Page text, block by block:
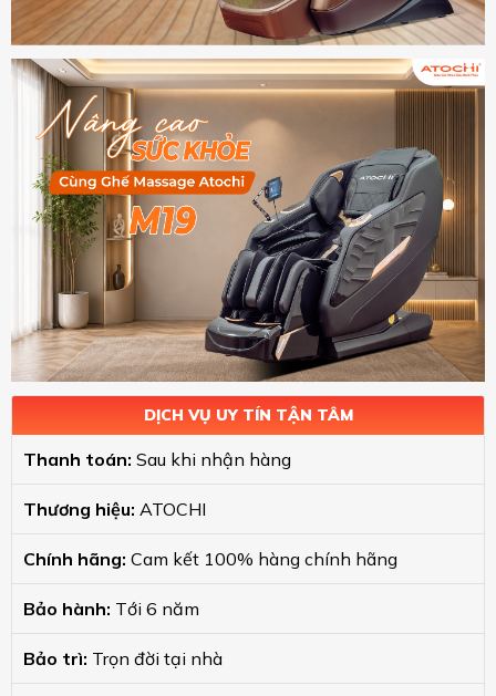
DỊCH VỤ UY TÍN TẬN TÂM
Thanh toán: Sau khi nhận hàng
Thương hiệu: ATOCHI
Chính hãng: Cam kết 100% hàng chính hãng
Bảo hành: Tới 6 năm
Bảo trì: Trọn đời tại nhà